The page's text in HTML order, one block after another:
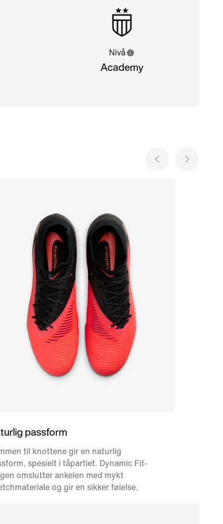
Nivå
Academy
passform
til knottene gir en naturlig
spesielt i tåpartiet. Dynamic Fit-
omslutter ankelen med mykt
og gir en sikker følelse.